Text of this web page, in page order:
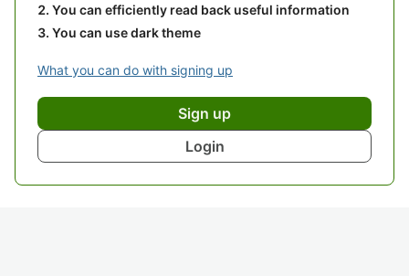
You can efficiently read back useful information
You can use dark theme
What you can do with signing up
Sign up
Login